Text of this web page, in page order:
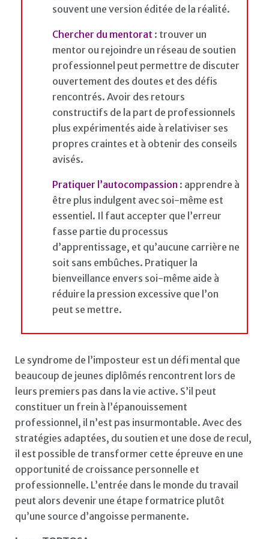
souvent une version éditée de la réalité.
Chercher du mentorat : trouver un
mentor ou rejoindre un réseau de soutien
professionnel peut permettre de discuter
ouvertement des doutes et des défis
rencontrés. Avoir des retours
constructifs de la part de professionnels
plus expérimentés aide à relativiser ses
propres craintes et à obtenir des conseils
avisés.
Pratiquer l’autocompassion : apprendre à
être plus indulgent avec soi-même est
essentiel. Il faut accepter que l’erreur
fasse partie du processus
d’apprentissage, et qu’aucune carrière ne
soit sans embûches. Pratiquer la
bienveillance envers soi-même aide à
réduire la pression excessive que l’on
peut se mettre.
Le syndrome de l’imposteur est un défi mental que
beaucoup de jeunes diplômés rencontrent lors de
leurs premiers pas dans la vie active. S’il peut
constituer un frein à l’épanouissement
professionnel, il n’est pas insurmontable. Avec des
stratégies adaptées, du soutien et une dose de recul,
il est possible de transformer cette épreuve en une
opportunité de croissance personnelle et
professionnelle. L’entrée dans le monde du travail
peut alors devenir une étape formatrice plutôt
qu’une source d’angoisse permanente.